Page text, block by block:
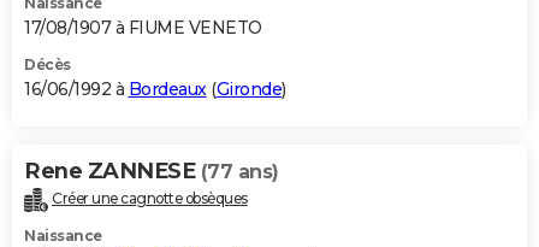
17/08/1907 à FIUME VENETO
Décès
16/06/1992 à Bordeaux(Gironde)
Rene ZANNESE (77 ans)
Créer une cagnotte obsèques
Naissance